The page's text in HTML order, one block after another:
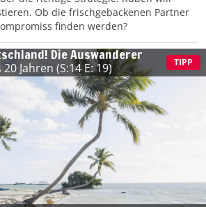
Ob die frischgebackenen Partner
finden werden?
Die Auswanderer
Jahren (S:14 E: 19) TIPP